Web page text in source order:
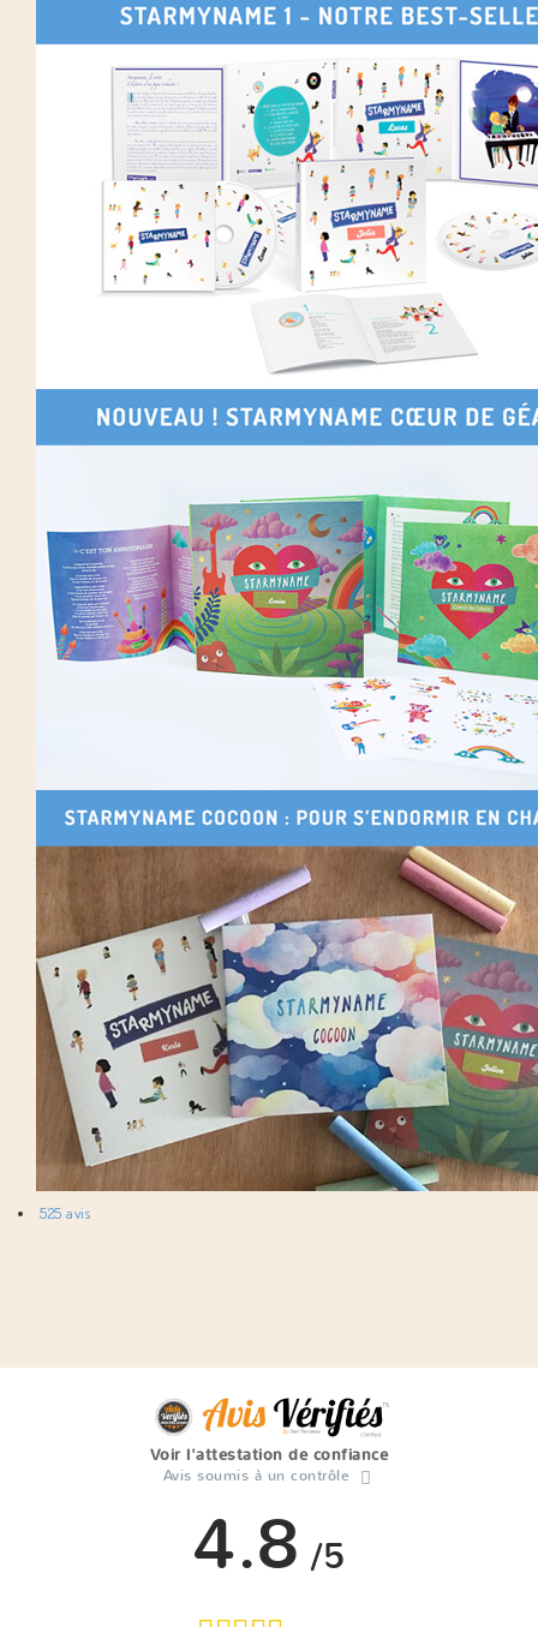
525 avis
Voir l'attestation de confiance
Avis soumis à un contrôle
4.8 /5